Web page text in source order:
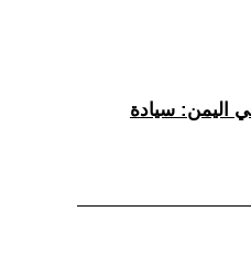
اليمن: سيادة